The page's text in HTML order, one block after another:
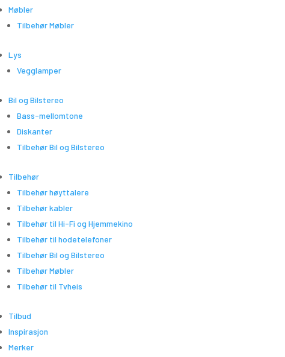
Møbler
Tilbehør Møbler
Lys
Vegglamper
Bil og Bilstereo
Bass-mellomtone
Diskanter
Tilbehør Bil og Bilstereo
Tilbehør
Tilbehør høyttalere
Tilbehør kabler
Tilbehør til Hi-Fi og Hjemmekino
Tilbehør til hodetelefoner
Tilbehør Bil og Bilstereo
Tilbehør Møbler
Tilbehør til Tvheis
Tilbud
Inspirasjon
Merker